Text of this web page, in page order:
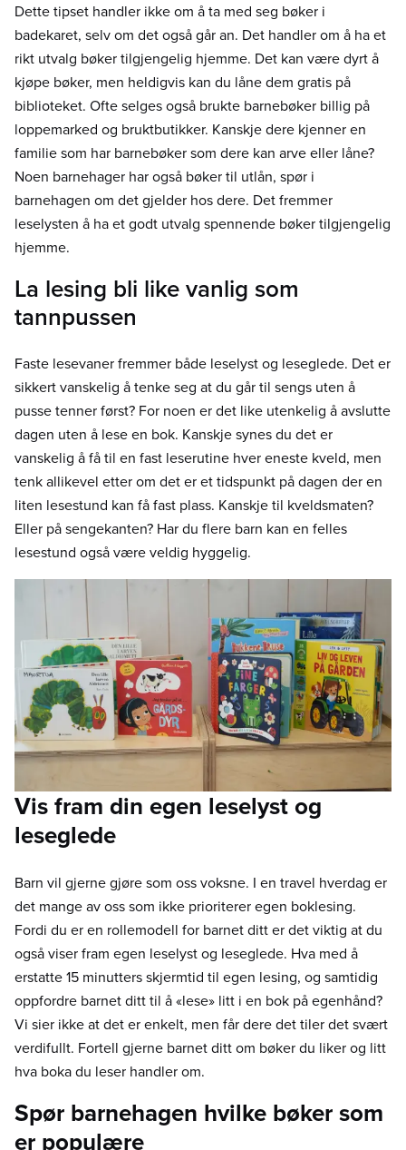
Dette tipset handler ikke om å ta med seg bøker i
badekaret, selv om det også går an. Det handler om å ha et
rikt utvalg bøker tilgjengelig hjemme. Det kan være dyrt å
kjøpe bøker, men heldigvis kan du låne dem gratis på
biblioteket. Ofte selges også brukte barnebøker billig på
loppemarked og bruktbutikker. Kanskje dere kjenner en
familie som har barnebøker som dere kan arve eller låne?
Noen barnehager har også bøker til utlån, spør i
barnehagen om det gjelder hos dere. Det fremmer
leselysten å ha et godt utvalg spennende bøker tilgjengelig
hjemme.
La lesing bli like vanlig som
tannpussen
Faste lesevaner fremmer både leselyst og leseglede. Det er
sikkert vanskelig å tenke seg at du går til sengs uten å
pusse tenner først? For noen er det like utenkelig å avslutte
dagen uten å lese en bok. Kanskje synes du det er
vanskelig å få til en fast leserutine hver eneste kveld, men
tenk allikevel etter om det er et tidspunkt på dagen der en
liten lesestund kan få fast plass. Kanskje til kveldsmaten?
Eller på sengekanten? Har du flere barn kan en felles
lesestund også være veldig hyggelig.
Vis fram din egen leselyst og
leseglede
Barn vil gjerne gjøre som oss voksne. I en travel hverdag er
det mange av oss som ikke prioriterer egen boklesing.
Fordi du er en rollemodell for barnet ditt er det viktig at du
også viser fram egen leselyst og leseglede. Hva med å
erstatte 15 minutters skjermtid til egen lesing, og samtidig
oppfordre barnet ditt til å «lese» litt i en bok på egenhånd?
Vi sier ikke at det er enkelt, men får dere det tiler det svært
verdifullt. Fortell gjerne barnet ditt om bøker du liker og litt
hva boka du leser handler om.
Spør barnehagen hvilke bøker som
er populære